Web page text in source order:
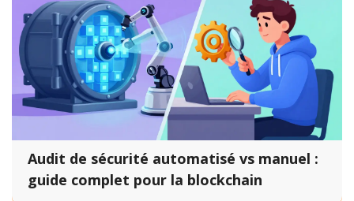
Audit de sécurité automatisé vs manuel :
guide complet pour la blockchain